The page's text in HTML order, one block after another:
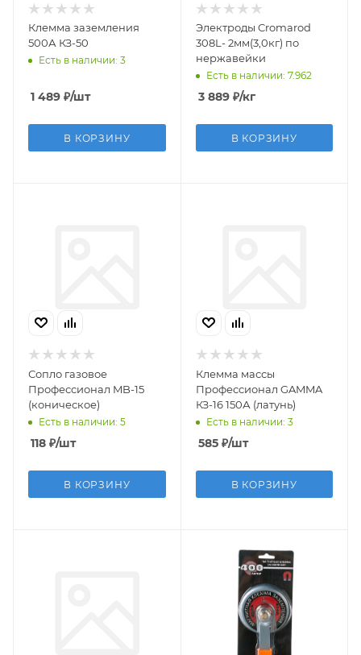
Клемма заземления
500А КЗ-50
Есть в наличии: 3
1 489 ₽/шт
В КОРЗИНУ
Электроды Cromarod
308L- 2мм(3,0кг) по
нержавейки
Есть в наличии: 7.962
3 889₽/кг
В КОРЗИНУ
Сопло газовое
Профессионал MB-15
(коническое)
Есть в наличии: 5
118 ₽/шт
В КОРЗИНУ
Клемма массы
Профессионал GAMMA
КЗ-16 150А (латунь)
Есть в наличии: 3
585₽/шт
В КОРЗИНУ